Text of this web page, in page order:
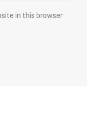
in this browser